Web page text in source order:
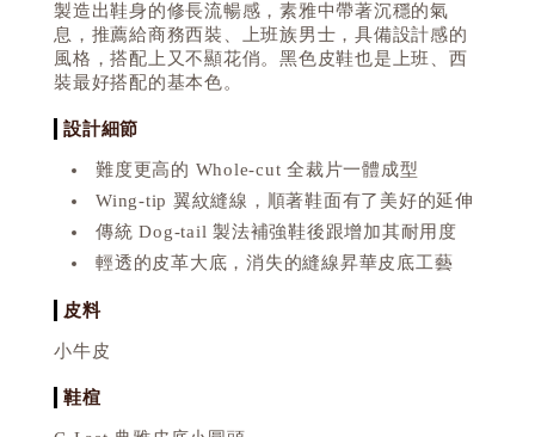
製造出鞋身的修長流暢感，素雅中帶著沉穩的氣
息，推薦給商務西裝、上班族男士，具備設計感的
風格，搭配上又不顯花俏。黑色皮鞋也是上班、西
裝最好搭配的基本色。
設計細節
難度更高的 Whole-cut 全裁片一體成型
Wing-tip 翼紋縫線，順著鞋面有了美好的延伸
傳統 Dog-tail 製法補強鞋後跟增加其耐用度
輕透的皮革大底，消失的縫線昇華皮底工藝
皮料
小牛皮
鞋楦